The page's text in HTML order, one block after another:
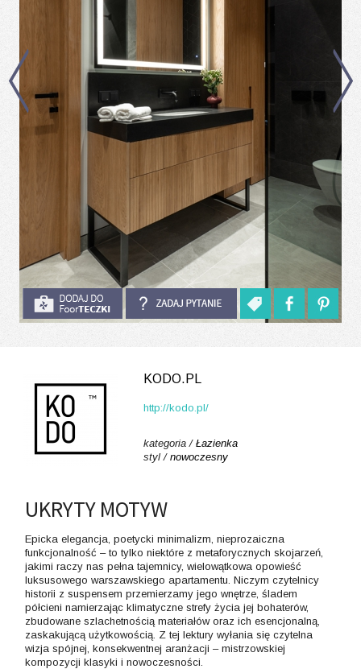
KODO.PL
http://kodo.pl/
kategoria / Łazienka
styl / nowoczesny
UKRYTY MOTYW
Epicka elegancja, poetycki minimalizm, nieprozaiczna
funkcjonalność – to tylko niektóre z metaforycznych skojarzeń,
jakimi raczy nas pełna tajemnicy, wielowątkowa opowieść
luksusowego warszawskiego apartamentu. Niczym czytelnicy
historii z suspensem przemierzamy jego wnętrze, śladem
półcieni namierzając klimatyczne strefy życia jej bohaterów,
zbudowane szlachetnością materiałów oraz ich esencjonalną,
zaskakującą użytkowością. Z tej lektury wyłania się czytelna
wizja spójnej, konsekwentnej aranżacji – mistrzowskiej
kompozycji klasyki i nowoczesności.